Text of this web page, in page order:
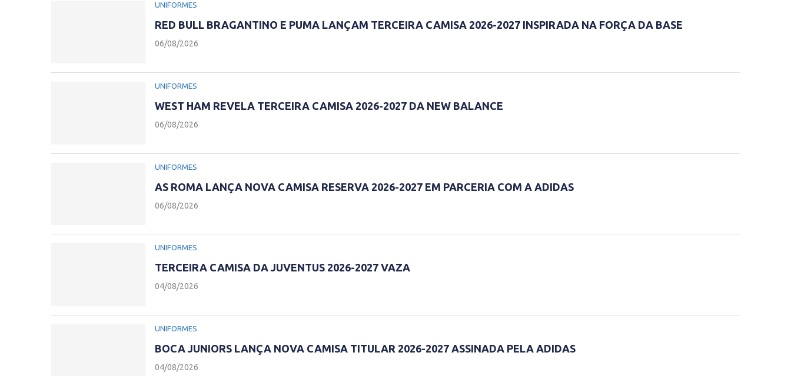
UNIFORMES
RED BULL BRAGANTINO E PUMA LANÇAM TERCEIRA CAMISA 2026-2027 INSPIRADA NA FORÇA DA BASE
06/08/2026
UNIFORMES
WEST HAM REVELA TERCEIRA CAMISA 2026-2027 DA NEW BALANCE
06/08/2026
UNIFORMES
AS ROMA LANÇA NOVA CAMISA RESERVA 2026-2027 EM PARCERIA COM A ADIDAS
06/08/2026
UNIFORMES
TERCEIRA CAMISA DA JUVENTUS 2026-2027 VAZA
04/08/2026
UNIFORMES
BOCA JUNIORS LANÇA NOVA CAMISA TITULAR 2026-2027 ASSINADA PELA ADIDAS
04/08/2026